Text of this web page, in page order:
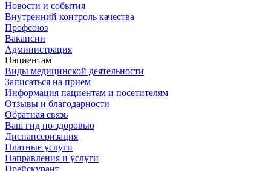
Новости и события
Внутренний контроль качества
Профсоюз
Вакансии
Администрация
Пациентам
Виды медицинской деятельности
Записаться на прием
Информация пациентам и посетителям
Отзывы и благодарности
Обратная связь
Ваш гид по здоровью
Диспансеризация
Платные услуги
Направления и услуги
Прейскурант